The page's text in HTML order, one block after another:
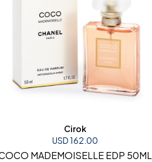
Cirok
USD 162.00
MADEMOISELLE EDP 50ML